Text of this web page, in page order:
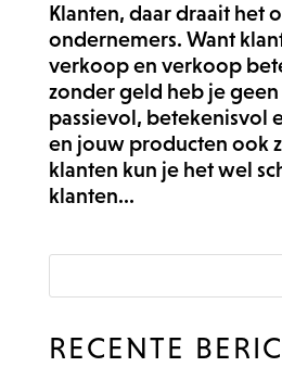
Klanten, daar draait het
ondernemers. Want
verkoop en verkoop
zonder geld heb je
passievol, betekenisvol
en jouw producten ook
klanten kun je het wel
klanten...
RECENTE